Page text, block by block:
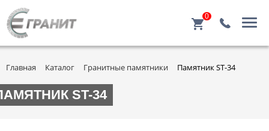
0
Главная Каталог Гранитные памятники Памятник ST-34
ST-34